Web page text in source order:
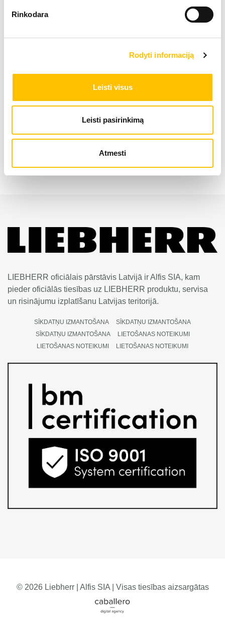
Rinkodara
Rodyti informaciją
Leisti visus
Leisti pasirinkimą
Atmesti
LIEBHERR oficiālais pārstāvis Latvijā ir Alfis SIA, kam
pieder oficiālās tiesības uz LIEBHERR produktu, servisa
un risinājumu izplatīšanu Latvijas teritorijā.
SĪKDATŅU IZMANTOŠANA
SĪKDATŅU IZMANTOŠANA
SĪKDATŅU IZMANTOŠANA
LIETOŠANAS NOTEIKUMI
LIETOŠANAS NOTEIKUMI
LIETOŠANAS NOTEIKUMI
© 2026 Liebherr | Alfis SIA | Visas tiesības aizsargātas